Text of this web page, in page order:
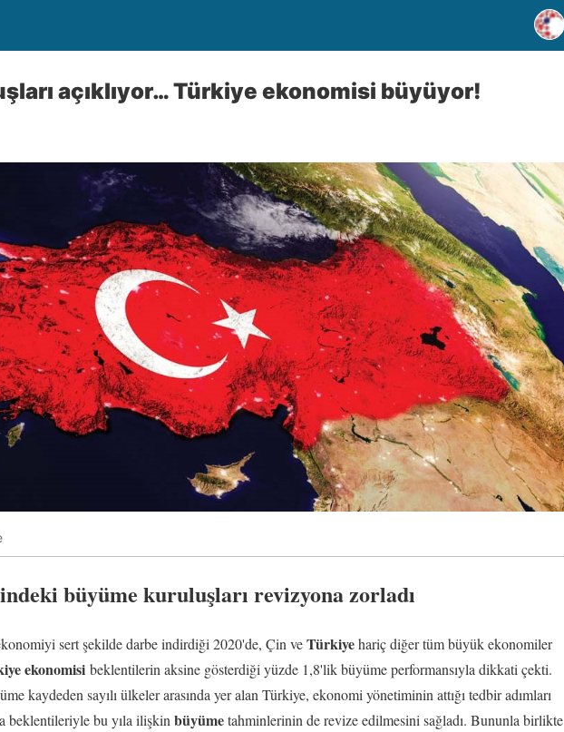
açıklıyor… Türkiye ekonomisi büyüyor!
büyüme kuruluşları revizyona zorladı
sert şekilde darbe indirdiği 2020'de, Çin veTürkiyehariç diğer tüm büyük ekonomiler
ekonomisi beklentilerin aksine gösterdiği yüzde 1,8'lik büyüme performansıyla dikkati çekti.
kaydeden sayılı ülkeler arasında yer alan Türkiye, ekonomi yönetiminin attığı tedbir adımları
beklentileriyle bu yıla ilişkin büyümetahminlerinin de revize edilmesini sağladı. Bununla birlikte